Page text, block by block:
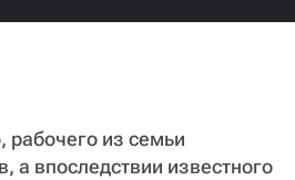
из семьи
а впоследствии известного
300
свое гражданство РФ